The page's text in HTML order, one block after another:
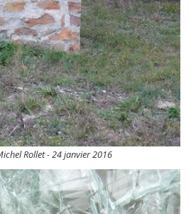
Rollet - 24 janvier 2016